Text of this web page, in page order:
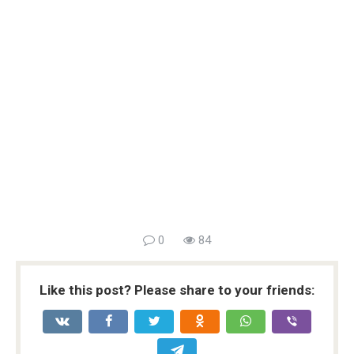
0 84
Like this post? Please share to your friends: